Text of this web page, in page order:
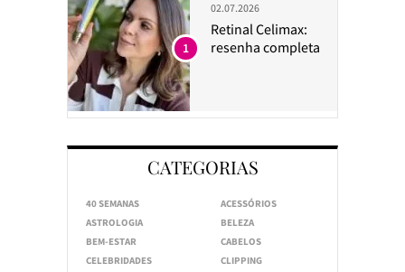
02.07.2026
Retinal Celimax:
resenha completa
1
CATEGORIAS
40 SEMANAS
ACESSÓRIOS
ASTROLOGIA
BELEZA
BEM-ESTAR
CABELOS
CELEBRIDADES
CLIPPING